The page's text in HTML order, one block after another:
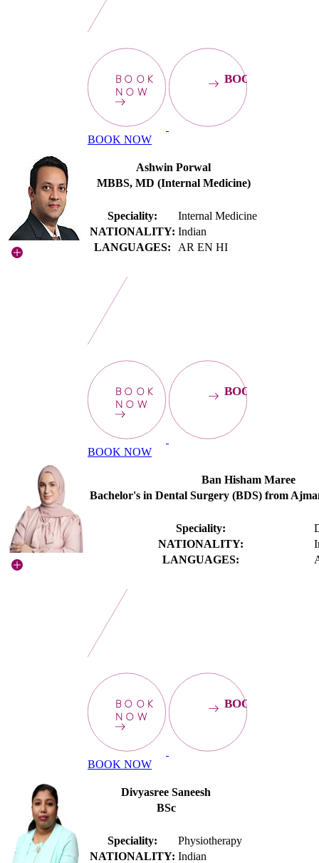
BOOK
NOW
BOOKNOW
BOOK NOW
Ashwin Porwal
MBBS, MD (Internal Medicine)
Speciality:
Internal Medicine
NATIONALITY: Indian
LANGUAGES:
AR EN HI
BOOK
NOW
BOOKNOW
BOOK NOW
Ban Hisham Maree
Bachelor's in Dental Surgery (BDS) from
Speciality:
NATIONALITY:
LANGUAGES:
BOOK
NOW
BOOKNOW
BOOK NOW
Divyasree Saneesh
BSc
Speciality:
Physiotherapy
NATIONALITY: Indian